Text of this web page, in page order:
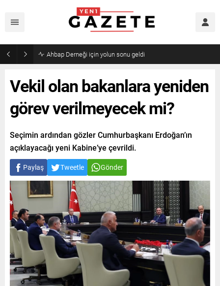
Ahbap Derneği için yolun sonu geldi
Vekil olan bakanlara yeniden
görev verilmeyecek mi?
Seçimin ardından gözler Cumhurbaşkanı Erdoğan’ın
açıklayacağı yeni Kabine’ye çevrildi.
Paylaş Tweetle Gönder